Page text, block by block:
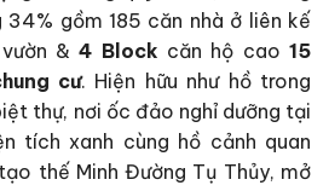
gồm 185 căn nhà ở liên kế
& 4 Block căn hộ cao15
cư. Hiện hữu như hồ trong
thự, nơi ốc đảo nghỉ dưỡng tại
tích xanh cùng hồ cảnh quan
thế Minh Đường Tụ Thủy, mở